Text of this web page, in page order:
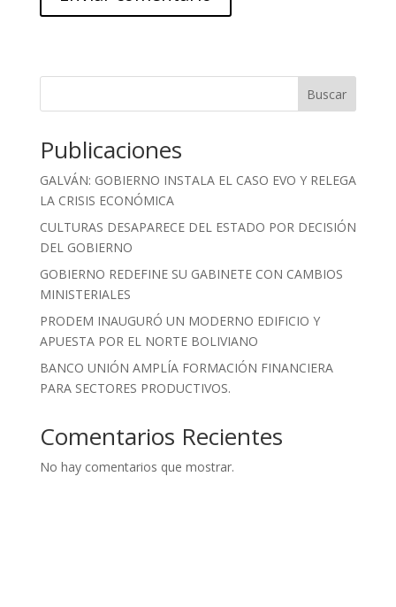
Buscar
Publicaciones
GALVÁN: GOBIERNO INSTALA EL CASO EVO Y RELEGA
LA CRISIS ECONÓMICA
CULTURAS DESAPARECE DEL ESTADO POR DECISIÓN
DEL GOBIERNO
GOBIERNO REDEFINE SU GABINETE CON CAMBIOS
MINISTERIALES
PRODEM INAUGURÓ UN MODERNO EDIFICIO Y
APUESTA POR EL NORTE BOLIVIANO
BANCO UNIÓN AMPLÍA FORMACIÓN FINANCIERA
PARA SECTORES PRODUCTIVOS.
Comentarios Recientes
No hay comentarios que mostrar.